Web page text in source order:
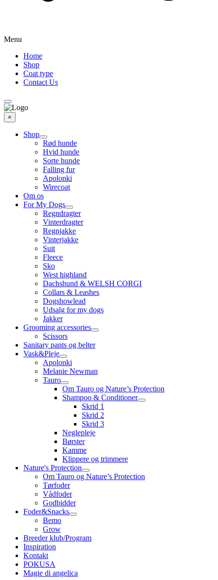
Menu
Home
Shop
Coat type
Contact Us
×
Shop
Rød hunde
Hvid hunde
Sorte hunde
Falling fur
Apolonki
Wirecoat
Om os
For My Dogs
Regndragter
Vinterdragter
Regnjakke
Vinterjakke
Suit
Fleece
Sko
West highland
Dachshund & WELSH CORGI
Collars & Leashes
Dogshowlead
Udsalg for my dogs
Jakker
Grooming accessories
Scissors
Sanitary pants og belter
Vask&Pleje
Apolonki
Melanie Newman
Tauro
Om Tauro og Nature’s Protection
Shampoo & Conditioner
Skrid 1
Skrid 2
Skrid 3
Neglepleje
Børster
Kamme
Klippere og trimmere
Nature's Protection
Om Tauro og Nature’s Protection
Tørfoder
Vådfoder
Godbidder
Foder&Snacks
Bemo
Grow
Breeder klub/Program
Inspiration
Kontakt
POKUSA
Magie di angelica